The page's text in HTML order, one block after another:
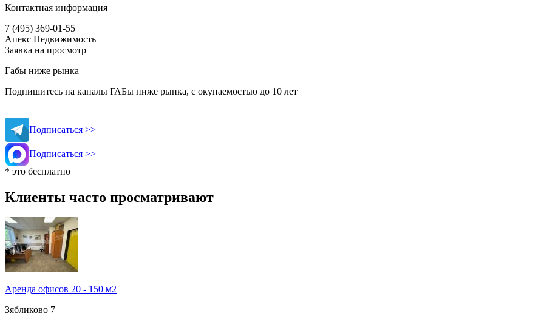
Контактная информация
7 (495) 369-01-55
Апекс Недвижимость
Заявка на просмотр
Габы ниже рынка
Подпишитесь на каналы ГАБы ниже рынка, с окупаемостью до 10 лет
Подписаться >>
Подписаться >>
* это бесплатно
Клиенты часто просматривают
Аренда офисов 20 - 150 м2
Зябликово 7